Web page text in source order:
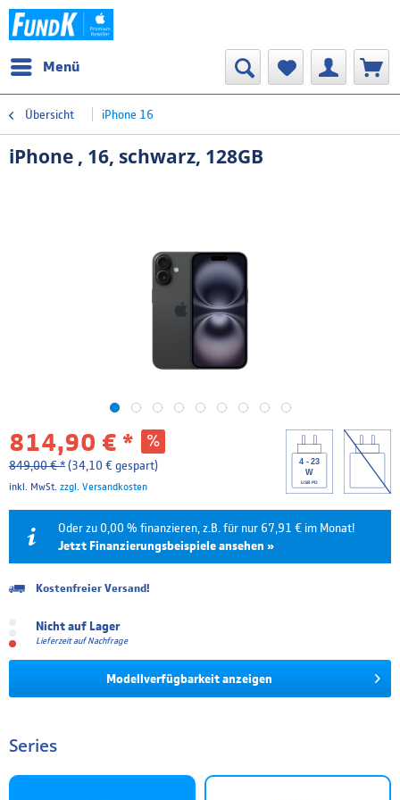
Menü
Übersicht iPhone 16
iPhone , 16, schwarz, 128GB
4 - 23
W
USB PD
814,90 € *
849,00 € *(34,10 € gespart)
inkl. MwSt. zzgl. Versandkosten
Oder zu 0,00 % finanzieren, z.B. für nur 67,91 € im Monat!
Jetzt Finanzierungsbeispiele ansehen »
Laufzeit Effektivzins
6 Monate 0.00 %
12 Monate 0.00 % 67,91 € 814,90 €
18 Monate 4.99 % 47,05 € 846,88 €
Kostenfreier Versand!
Nicht auf Lager
Lieferzeit auf Nachfrage
Modellverfügbarkeit anzeigen
Series